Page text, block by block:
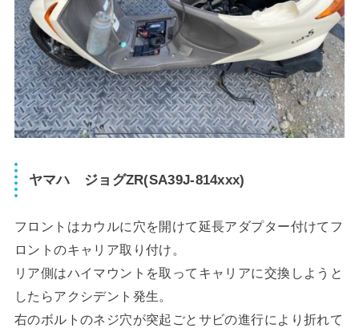
ヤマハ ジョグZR(SA39J-814xxx)
フロントはカウルに穴を開けて延長アダプター付けてフ
ロントのキャリア取り付け。
リア側はハイマウントを取ってキャリアに交換しようと
したらアクシデント発生。
右のボルトのネジ穴が突起ごとサビの進行により折れて